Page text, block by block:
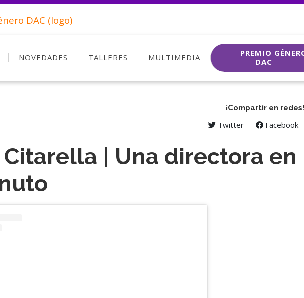
NOVEDADES TALLERES MULTIMEDIA
PREMIO
DAC
¡Compartir en redes!
Twitter Facebook
Citarella | Una directora en